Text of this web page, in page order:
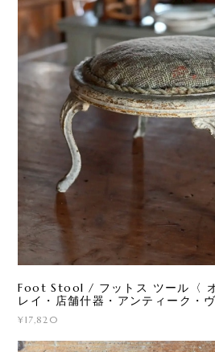
Foot Stool / フットス ツール〈
レイ・店舗什器・アンティーク・
¥17,820